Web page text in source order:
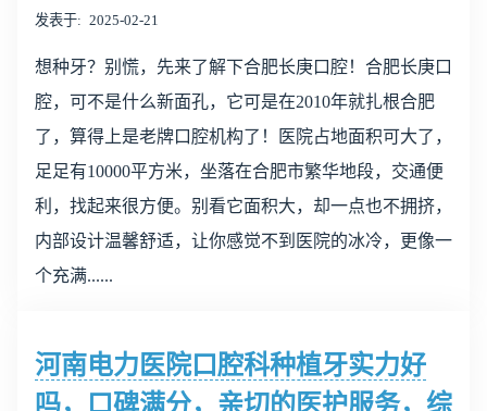
发表于 2025-02-21
想种牙？别慌，先来了解下合肥长庚口腔！合肥长庚口
腔，可不是什么新面孔，它可是在2010年就扎根合肥
了，算得上是老牌口腔机构了！医院占地面积可大了，
足足有10000平方米，坐落在合肥市繁华地段，交通便
利，找起来很方便。别看它面积大，却一点也不拥挤，
内部设计温馨舒适，让你感觉不到医院的冰冷，更像一
个充满......
河南电力医院口腔科种植牙实力好
吗，口碑满分，亲切的医护服务，综